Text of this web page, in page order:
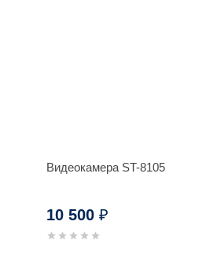
Видеокамера ST-8105
10 500 ₽